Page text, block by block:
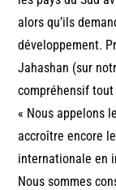
alors qu’ils
développement.
Jahashan (sur
compréhensif
« Nous appelons
accroître encore
internationale en
Nous sommes